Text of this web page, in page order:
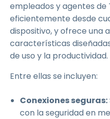
empleados y agentes
eficientemente desde
dispositivo, y ofrece una
características
de uso y la productividad.
Entre ellas se incluyen:
Conexiones seguras:
con la seguridad en